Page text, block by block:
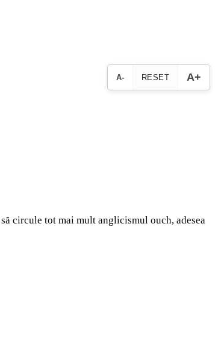
A- RESET A+
circule tot mai mult anglicismul ouch, adesea